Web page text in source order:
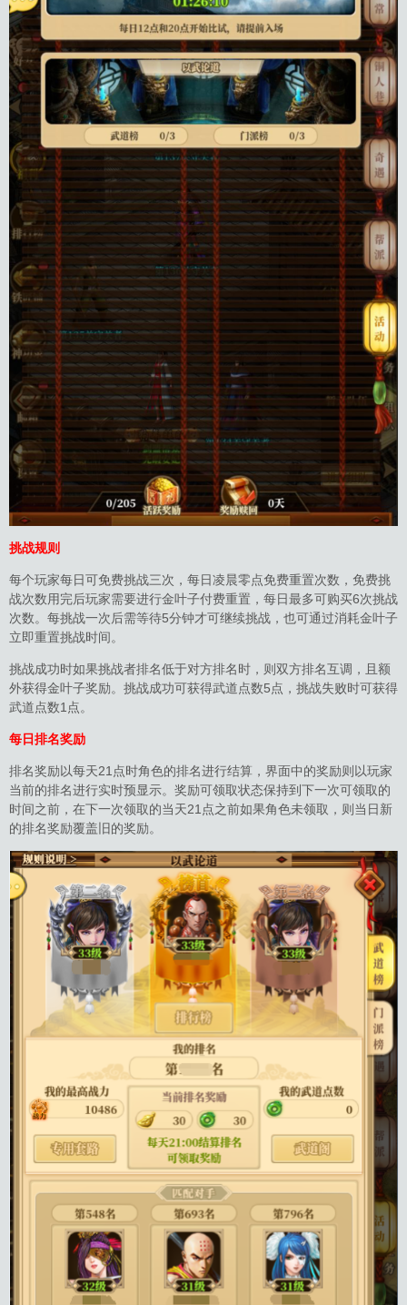
挑战规则
每个玩家每日可免费挑战三次，每日凌晨零点免费重置次数，免费挑
战次数用完后玩家需要进行金叶子付费重置，每日最多可购买6次挑战
次数。每挑战一次后需等待5分钟才可继续挑战，也可通过消耗金叶子
立即重置挑战时间。
挑战成功时如果挑战者排名低于对方排名时，则双方排名互调，且额
外获得金叶子奖励。挑战成功可获得武道点数5点，挑战失败时可获得
武道点数1点。
每日排名奖励
排名奖励以每天21点时角色的排名进行结算，界面中的奖励则以玩家
当前的排名进行实时预显示。奖励可领取状态保持到下一次可领取的
时间之前，在下一次领取的当天21点之前如果角色未领取，则当日新
的排名奖励覆盖旧的奖励。